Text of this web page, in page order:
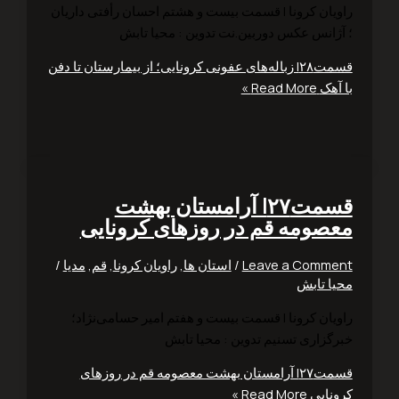
قسمت۲۸| زباله‌های عفونی کرونایی؛ از بیمارستان تا دفن
قسمت۲۷| آرامستان بهشت
قم در روزهای کرونایی
Leave a
/استان ها, راویان کرونا,قم,مدیا/
قسمت۲۷| آرامستان بهشت معصومه قم در روزهای